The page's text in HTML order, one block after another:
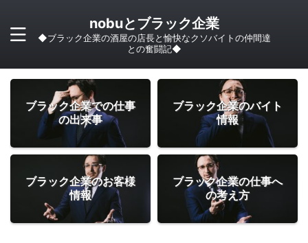
nobuとブラック企業
◆ブラック企業の酒屋の店長と愉快なクソバイトの仲間達
との奮闘記◆
ブラック企業での仕事
の出来事
ブラック企業のバイト
情報
ブラック企業のお客様
情報
ブラック企業の仕事へ
の考え方